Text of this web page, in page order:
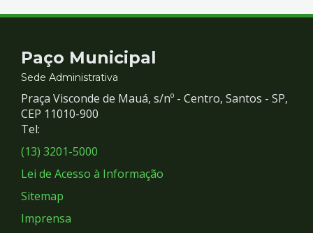
Contato
e
Redes
Sociais
Paço Municipal
Sede Administrativa
Praça Visconde de Mauá, s/nº - Centro, Santos - SP,
CEP 11010-900
Tel:
(13) 3201-5000
Lei de Acesso à Informação
Sitemap
Imprensa